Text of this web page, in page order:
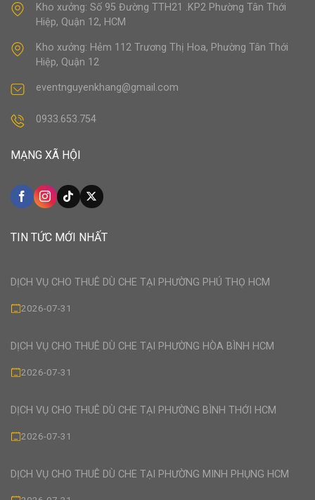
Kho xưởng: Số 95 Đường TTH21 .KP2 Phường Tân Thới
Hiệp, Quận 12, HCM
Kho xưởng: Hẻm 112 Trương Thị Hoa, Phường Tân Thới
Hiệp, Quận 12
eventnguyenkhang@gmail.com
0933.653.754
MẠNG XÃ HỘI
TIN TỨC MỚI NHẤT
DỊCH VỤ CHO THUÊ DÙ CHE TẠI PHƯỜNG PHÚ THỌ HCM
2026-07-31
DỊCH VỤ CHO THUÊ DÙ CHE TẠI PHƯỜNG HÒA BÌNH HCM
2026-07-31
DỊCH VỤ CHO THUÊ DÙ CHE TẠI PHƯỜNG BÌNH THỚI HCM
2026-07-31
DỊCH VỤ CHO THUÊ DÙ CHE TẠI PHƯỜNG MINH PHỤNG HCM